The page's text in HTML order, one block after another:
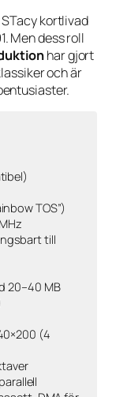
kortlivad
Men dess roll
har gjort
och är
TOS”)
till
20–40 MB
(4